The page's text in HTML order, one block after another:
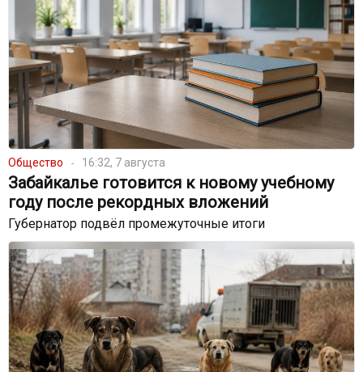
Общество 16:32, 7 августа
Забайкалье готовится к новому учебному
году после рекордных вложений
Губернатор подвёл промежуточные итоги